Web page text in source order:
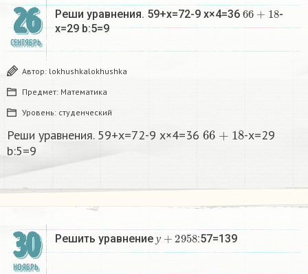
26
СЕНТЯБРЬ
Реши уравнения. 59+x=72-9 x×4=36 66+18 -
x=29 b:5=9
Автор: lokhushkalokhushka
Предмет: Математика
Уровень: студенческий
Реши уравнения. 59+x=72-9 x×4=36 66 18 -x=29
b:5=9
30
НОЯБРЬ
Решить уравнение у
у+2958 :57=139